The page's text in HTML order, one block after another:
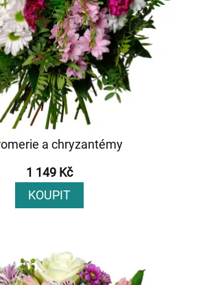
a chryzantémy
1 149 Kč
KOUPIT